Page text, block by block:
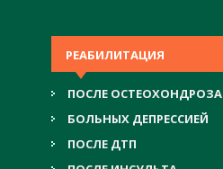
РЕАБИЛИТАЦИЯ
ПОСЛЕ ОСТЕОХОНДРОЗА
БОЛЬНЫХ ДЕПРЕССИЕЙ
ПОСЛЕ ДТП